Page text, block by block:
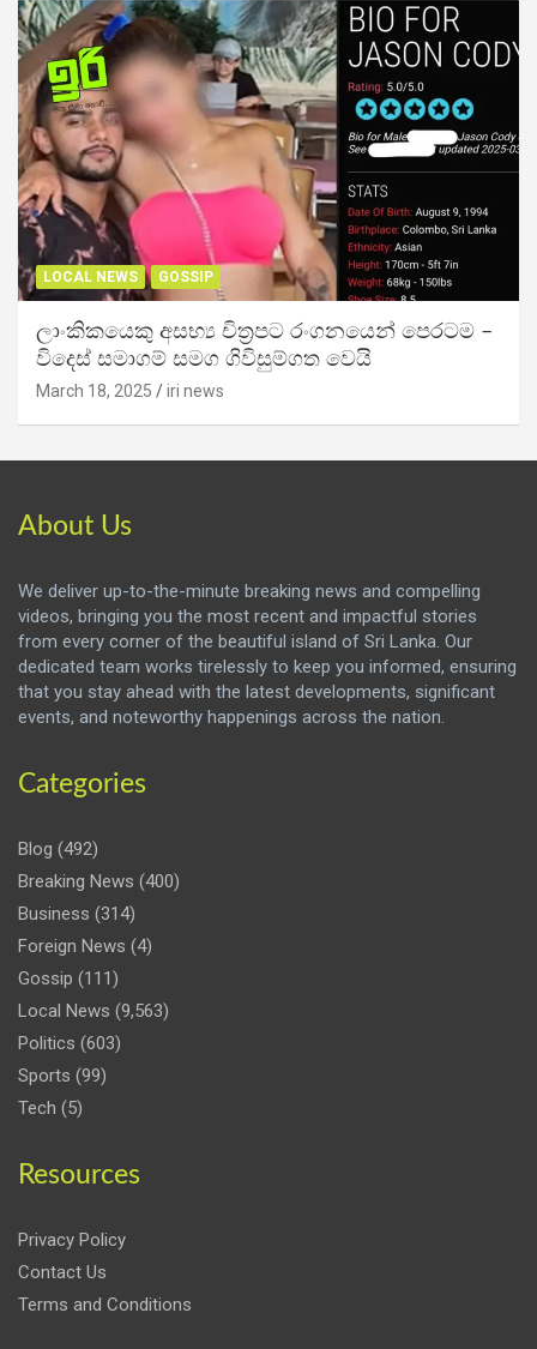
LOCAL NEWS GOSSIP
ලාංකිකයෙකු අසභ්‍ය චිත්‍රපට රංගනයෙන් පෙරටම –
විදෙස් සමාගම් සමග ගිවිසුම්ගත වෙයි
March 18, 2025 iri news
About Us
We deliver up-to-the-minute breaking news and compelling
videos, bringing you the most recent and impactful stories
from every corner of the beautiful island of Sri Lanka. Our
dedicated team works tirelessly to keep you informed, ensuring
that you stay ahead with the latest developments, significant
events, and noteworthy happenings across the nation.
Categories
Blog (492)
Breaking News (400)
Business (314)
Foreign News (4)
Gossip (111)
Local News (9,563)
Politics (603)
Sports (99)
Tech (5)
Resources
Privacy Policy
Contact Us
Terms and Conditions